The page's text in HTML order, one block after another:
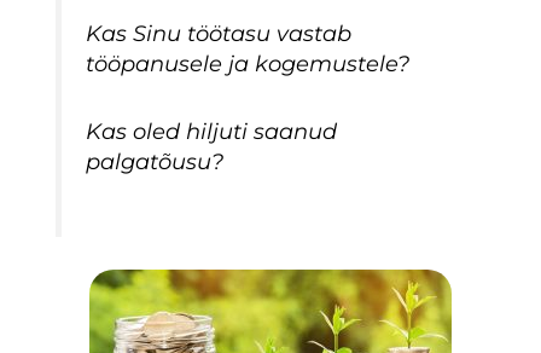
Kas Sinu töötasu vastab
tööpanusele ja kogemustele?
Kas oled hiljuti saanud
palgatõusu?